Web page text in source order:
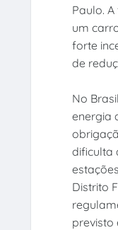
Paulo.
um
forte
de
No
energia
dificulta
Distrito
previsto